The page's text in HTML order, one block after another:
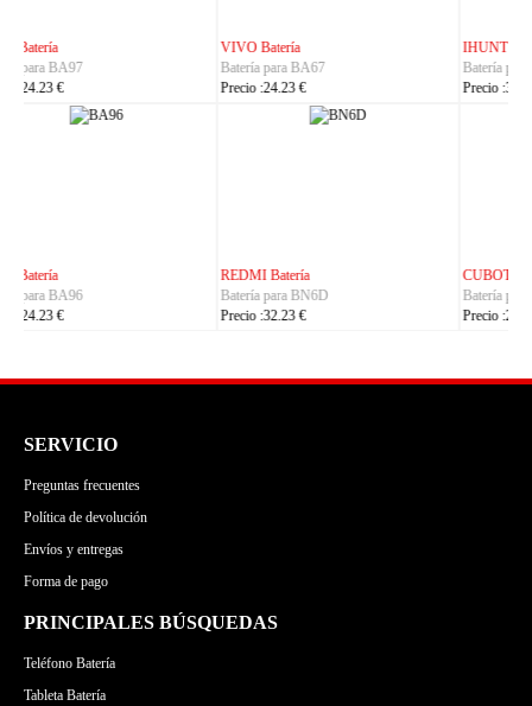
IHUNT Batería
Batería para Titan-P13000
Precio :30.23 €
HUACE Batería
Batería para LT60
Precio :42.23 €
CUBOT Batería
Batería para C35
Precio :24.23 €
PHILIPS Batería
Batería para S7105
Precio :24.23 €
SERVICIO
Preguntas frecuentes
Política de devolución
Envíos y entregas
Forma de pago
PRINCIPALES BÚSQUEDAS
Teléfono Batería
Tableta Batería